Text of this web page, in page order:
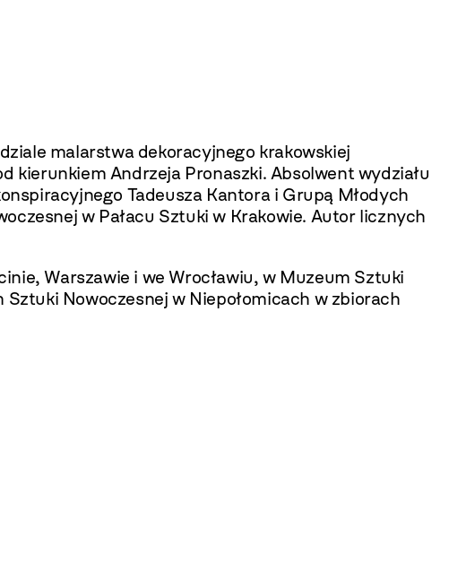
malarstwa dekoracyjnego krakowskiej
kierunkiem Andrzeja Pronaszki. Absolwent wydziału
Tadeusza Kantora i Grupą Młodych
w Pałacu Sztuki w Krakowie. Autor licznych
Warszawie i we Wrocławiu, w Muzeum Sztuki
Nowoczesnej w Niepołomicach w zbiorach